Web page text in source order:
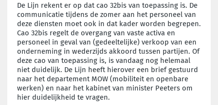
De Lijn rekent er op dat cao 32bis van toepassing is. De
communicatie tijdens de zomer aan het personeel van
deze diensten moet ook in dat kader worden begrepen.
Cao 32bis regelt de overgang van vaste activa en
personeel in geval van (gedeeltelijke) verkoop van een
onderneming in wederzijds akkoord tussen partijen. Of
deze cao van toepassing is, is vandaag nog helemaal
niet duidelijk. De Lijn heeft hierover een brief gestuurd
naar het departement MOW (mobiliteit en openbare
werken) en naar het kabinet van minister Peeters om
hier duidelijkheid te vragen.